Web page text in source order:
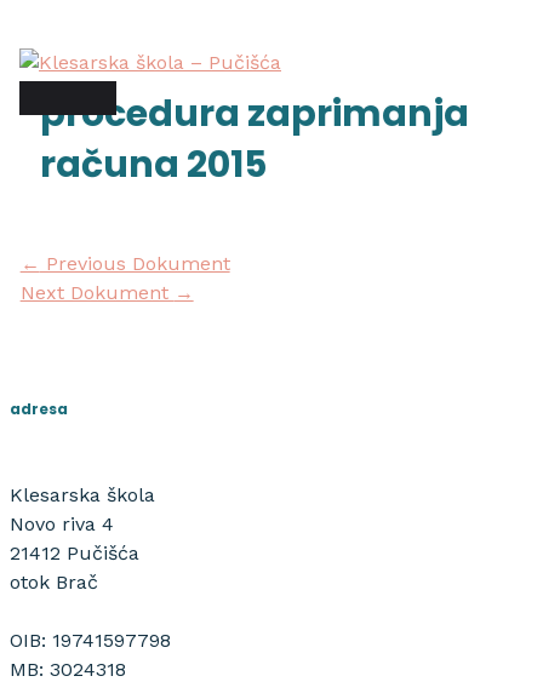
content
menu
procedura zaprimanja
računa 2015
← Previous Dokument
Next Dokument →
adresa
Klesarska škola
Novo riva 4
21412 Pučišća
otok Brač
OIB: 19741597798
MB: 3024318